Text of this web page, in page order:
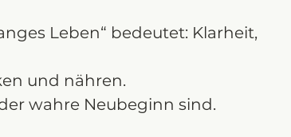
Leben“ bedeutet: Klarheit,
und nähren.
wahre Neubeginn sind.